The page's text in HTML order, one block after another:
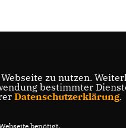
zu nutzen.
bestimmter
Datenschutzerklärung.
benötigt.